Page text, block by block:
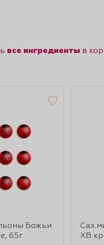
все ингредиенты в
Божьи
65г
ХВ